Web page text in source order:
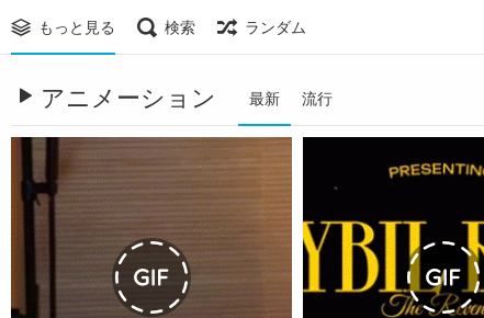
もっと見る 検索 ランダム
アニメーション 最新 流行